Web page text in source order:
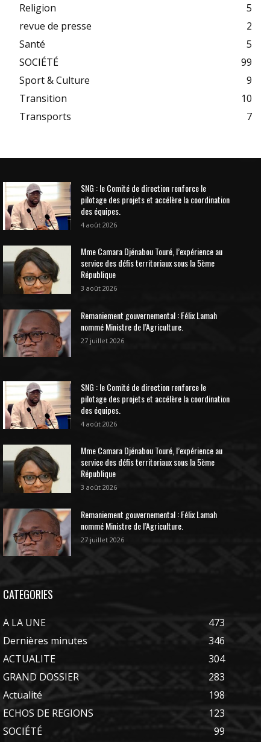
Religion
5
revue de presse
2
Santé
5
SOCIÉTÉ
99
Sport & Culture
9
Transition
10
Transports
7
SNG : le Comité de direction renforce le
pilotage des projets et accélère la coordination
des équipes.
4 août 2026
Mme Camara Djénabou Touré, l’expérience au
service des défis territoriaux sous la 5ème
République
3 août 2026
Remaniement gouvernemental : Félix Lamah
nommé Ministre de l’Agriculture.
27 juillet 2026
SNG : le Comité de direction renforce le
pilotage des projets et accélère la coordination
des équipes.
4 août 2026
Mme Camara Djénabou Touré, l’expérience au
service des défis territoriaux sous la 5ème
République
3 août 2026
Remaniement gouvernemental : Félix Lamah
nommé Ministre de l’Agriculture.
27 juillet 2026
CATEGORIES
A LA UNE
473
Dernières minutes
346
ACTUALITE
304
GRAND DOSSIER
283
Actualité
198
ECHOS DE REGIONS
123
SOCIÉTÉ
99